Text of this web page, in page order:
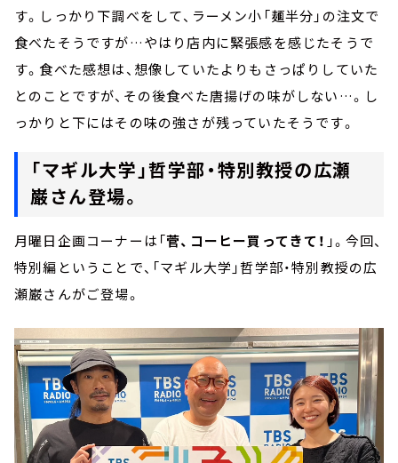
す。しっかり下調べをして、ラーメン小「麺半分」の注文で
食べたそうですが…やはり店内に緊張感を感じたそうで
す。食べた感想は、想像していたよりもさっぱりしていた
とのことですが、その後食べた唐揚げの味がしない…。し
っかりと下にはその味の強さが残っていたそうです。
「マギル大学」哲学部・特別教授の広瀬
巌さん登場。
月曜日企画コーナーは「菅、コーヒー買ってきて！ 」。今回、
特別編ということで、「マギル大学」哲学部・特別教授の広
瀬巌さんがご登場。